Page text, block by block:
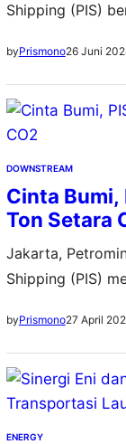
Shipping (PIS)
perusahaan
Integrated
pun menyadari
dalam
laju produktivitas
kami terus
byPrismono26 Juni
DOWNSTREAM
Cinta Bumi,
Ton Setara
Jakarta,
Shipping (PIS)
sekaligus
kelestarian bumi
Secretary PIS,
PIS terus
menjalankan
byPrismono27 April
ENERGY